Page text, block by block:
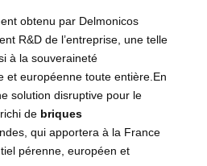
obtenu par Delmonicos
R&D de l’entreprise, une telle
à la souveraineté
et européenne toute entière.En
solution disruptive pour le
de briques
qui apportera à la France
pérenne, européen et